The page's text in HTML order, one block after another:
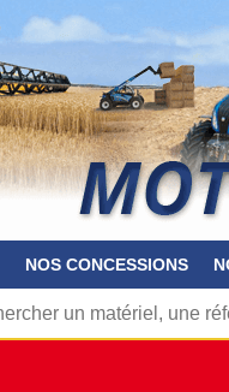
NOS CONCESSIONS